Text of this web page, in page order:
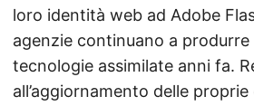
loro identità web ad Adobe
agenzie continuano a produrre
tecnologie assimilate anni fa.
all’aggiornamento delle